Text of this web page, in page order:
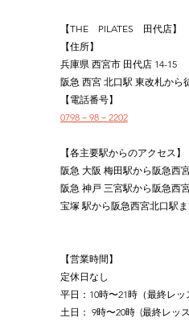
【THE　PILATES　田代店】
【住所】
兵庫県 西宮市 田代店 14-15
阪急 西宮 北口駅 東改札から
【電話番号】
0798－98－2202
【各主要駅からのアクセス】
阪急 大阪 梅田駅から阪急西
阪急 神戸 三宮駅から阪急西
宝塚 駅から阪急西宮北口駅
【営業時間】
定休日なし
平日：10時〜21時（最終レッ
土日： 9時〜20時  (最終レッ